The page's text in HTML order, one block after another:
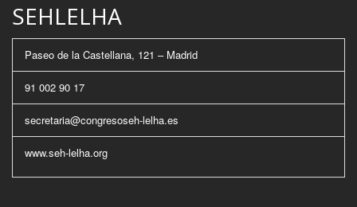
SEHLELHA
Paseo de la Castellana, 121 – Madrid
91 002 90 17
secretaria@congresoseh-lelha.es
www.seh-lelha.org